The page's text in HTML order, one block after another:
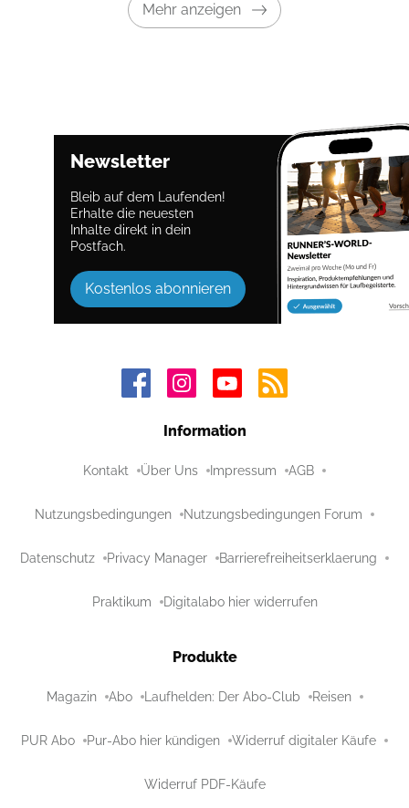
Mehr anzeigen
Newsletter
Bleib auf dem Laufenden!
Erhalte die neuesten
Inhalte direkt in dein
Postfach.
Kostenlos abonnieren
Information
Kontakt Über Uns Impressum AGB
Nutzungsbedingungen Nutzungsbedingungen Forum
Datenschutz Privacy Manager Barrierefreiheitserklaerung
Praktikum Digitalabo hier widerrufen
Produkte
Magazin Abo Laufhelden: Der Abo-Club Reisen
PUR Abo Pur-Abo hier kündigen Widerruf digitaler Käufe
Widerruf PDF-Käufe